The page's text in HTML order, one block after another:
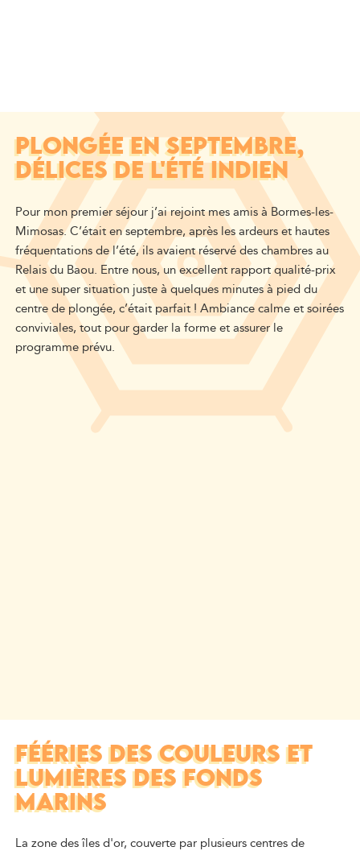
PLONGÉE EN SEPTEMBRE,
DÉLICES DE L'ÉTÉ INDIEN
Pour mon premier séjour j’ai rejoint mes amis à Bormes-les-
Mimosas. C’était en septembre, après les ardeurs et hautes
fréquentations de l’été, ils avaient réservé des chambres au
Relais du Baou. Entre nous, un excellent rapport qualité-prix
et une super situation juste à quelques minutes à pied du
centre de plongée, c’était parfait ! Ambiance calme et soirées
conviviales, tout pour garder la forme et assurer le
programme prévu.
FÉÉRIES DES COULEURS ET
LUMIÈRES DES FONDS
MARINS
La zone des îles d'or, couverte par plusieurs centres de